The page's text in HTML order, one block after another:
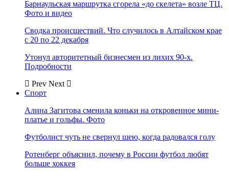
Барнаульская маршрутка сгорела «до скелета» возле ТЦ.
Фото и видео
Сводка происшествий. Что случилось в Алтайском крае
с 20 по 22 декабря
Утонул авторитетный бизнесмен из лихих 90-х.
Подробности
Prev Next
Спорт
Алина Загитова сменила коньки на откровенное мини-
платье и гольфы. Фото
Футболист чуть не свернул шею, когда радовался голу
Ротенберг объяснил, почему в России футбол любят
больше хоккея